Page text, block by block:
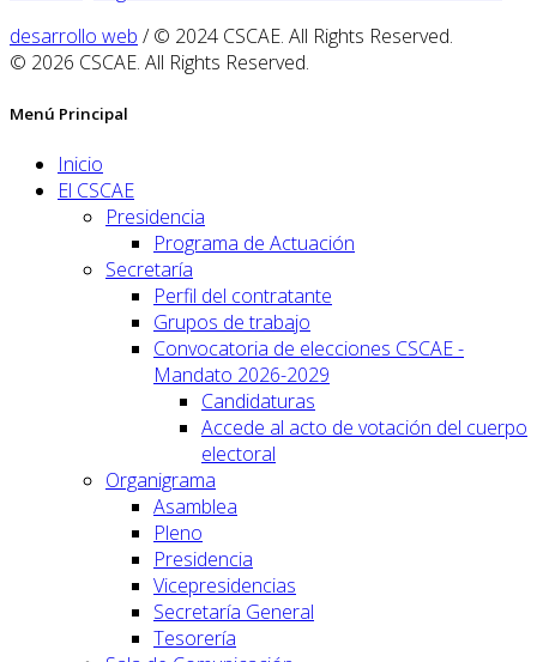
desarrollo web / © 2024 CSCAE. All Rights Reserved.
© 2026 CSCAE. All Rights Reserved.
Menú Principal
Inicio
El CSCAE
Presidencia
Programa de Actuación
Secretaría
Perfil del contratante
Grupos de trabajo
Convocatoria de elecciones CSCAE -
Mandato 2026-2029
Candidaturas
Accede al acto de votación del cuerpo
electoral
Organigrama
Asamblea
Pleno
Presidencia
Vicepresidencias
Secretaría General
Tesorería